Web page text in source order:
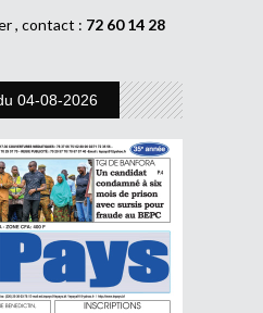
, contact : 72 60 14 28
04-08-2026